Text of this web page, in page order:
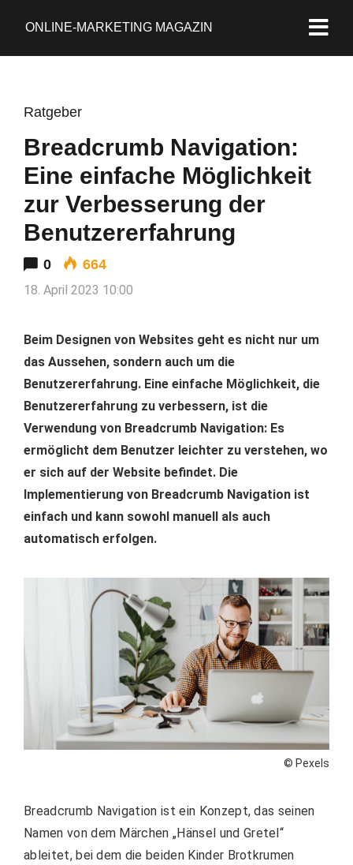
ONLINE-MARKETING MAGAZIN
Ratgeber
Breadcrumb Navigation:
Eine einfache Möglichkeit
zur Verbesserung der
Benutzererfahrung
0 664
18. April 2023 10:00
Beim Designen von Websites geht es nicht nur um
das Aussehen, sondern auch um die
Benutzererfahrung. Eine einfache Möglichkeit, die
Benutzererfahrung zu verbessern, ist die
Verwendung von Breadcrumb Navigation: Es
ermöglicht dem Benutzer leichter zu verstehen, wo
er sich auf der Website befindet. Die
Implementierung von Breadcrumb Navigation ist
einfach und kann sowohl manuell als auch
automatisch erfolgen.
© Pexels
Breadcrumb Navigation ist ein Konzept, das seinen
Namen von dem Märchen „Hänsel und Gretel“
ableitet, bei dem die beiden Kinder Brotkrumen